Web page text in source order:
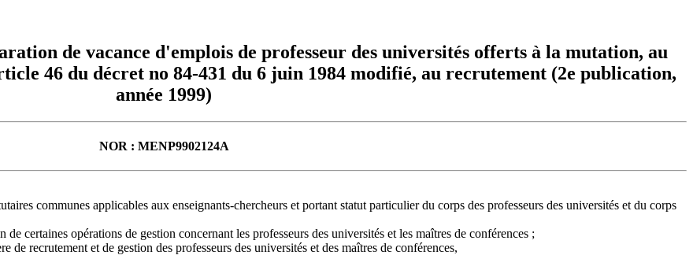
de vacance d'emplois de professeur des universités offerts à la mutation, au
46 du décret no 84-431 du 6 juin 1984 modifié, au recrutement (2e publication,
année 1999)
NOR : MENP9902124A
communes applicables aux enseignants-chercheurs et portant statut particulier du corps des professeurs des universités et du corps
certaines opérations de gestion concernant les professeurs des universités et les maîtres de conférences ;
recrutement et de gestion des professeurs des universités et des maîtres de conférences,